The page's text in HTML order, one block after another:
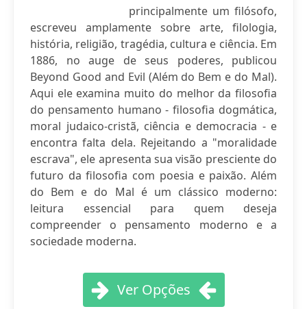
principalmente um filósofo,
escreveu amplamente sobre arte, filologia,
história, religião, tragédia, cultura e ciência. Em
1886, no auge de seus poderes, publicou
Beyond Good and Evil (Além do Bem e do Mal).
Aqui ele examina muito do melhor da filosofia
do pensamento humano - filosofia dogmática,
moral judaico-cristã, ciência e democracia - e
encontra falta dela. Rejeitando a "moralidade
escrava", ele apresenta sua visão presciente do
futuro da filosofia com poesia e paixão. Além
do Bem e do Mal é um clássico moderno:
leitura essencial para quem deseja
compreender o pensamento moderno e a
sociedade moderna.
Ver Opções